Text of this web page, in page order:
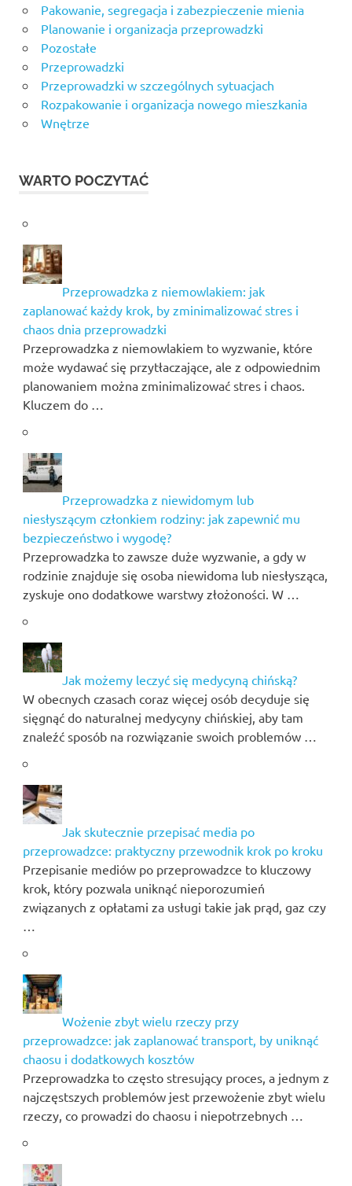
Pakowanie, segregacja i zabezpieczenie mienia
Planowanie i organizacja przeprowadzki
Pozostałe
Przeprowadzki
Przeprowadzki w szczególnych sytuacjach
Rozpakowanie i organizacja nowego mieszkania
Wnętrze
WARTO POCZYTAĆ
Przeprowadzka z niemowlakiem: jak
zaplanować każdy krok, by zminimalizować stres i
chaos dnia przeprowadzki
Przeprowadzka z niemowlakiem to wyzwanie, które
może wydawać się przytłaczające, ale z odpowiednim
planowaniem można zminimalizować stres i chaos.
Kluczem do …
Przeprowadzka z niewidomym lub
niesłyszącym członkiem rodziny: jak zapewnić mu
bezpieczeństwo i wygodę?
Przeprowadzka to zawsze duże wyzwanie, a gdy w
rodzinie znajduje się osoba niewidoma lub niesłysząca,
zyskuje ono dodatkowe warstwy złożoności. W …
Jak możemy leczyć się medycyną chińską?
W obecnych czasach coraz więcej osób decyduje się
sięgnąć do naturalnej medycyny chińskiej, aby tam
znaleźć sposób na rozwiązanie swoich problemów …
Jak skutecznie przepisać media po
przeprowadzce: praktyczny przewodnik krok po kroku
Przepisanie mediów po przeprowadzce to kluczowy
krok, który pozwala uniknąć nieporozumień
związanych z opłatami za usługi takie jak prąd, gaz czy
Wożenie zbyt wielu rzeczy przy
przeprowadzce: jak zaplanować transport, by uniknąć
chaosu i dodatkowych kosztów
Przeprowadzka to często stresujący proces, a jednym z
najczęstszych problemów jest przewożenie zbyt wielu
rzeczy, co prowadzi do chaosu i niepotrzebnych …